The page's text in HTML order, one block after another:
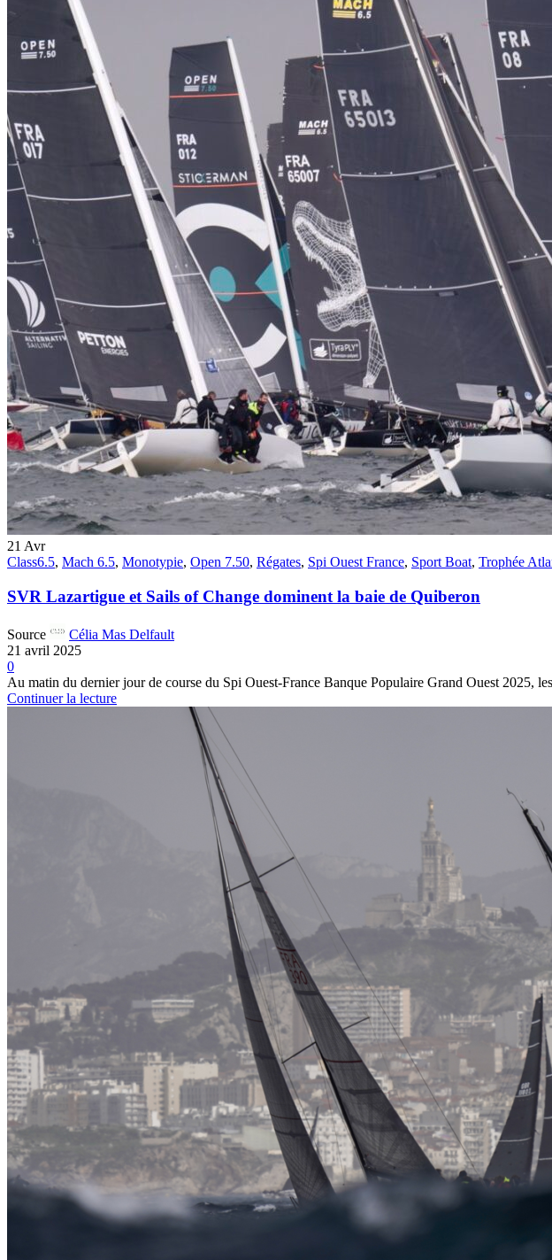
13Fév
Class40
4
Source
13
0
Source
22
21 Avr
Class6.5, Mach 6.5, Monotypie, Open 7.50, Régates, Spi Ouest France, Sport Boat, Trophée
SVR Lazartigue et Sails of Change dominent la baie de Quiberon
Source
Célia Mas Delfault
21 avril 2025
0
Au matin du dernier jour de course du Spi Ouest-France Banque Populaire Grand Ouest 2025,
Continuer la lecture